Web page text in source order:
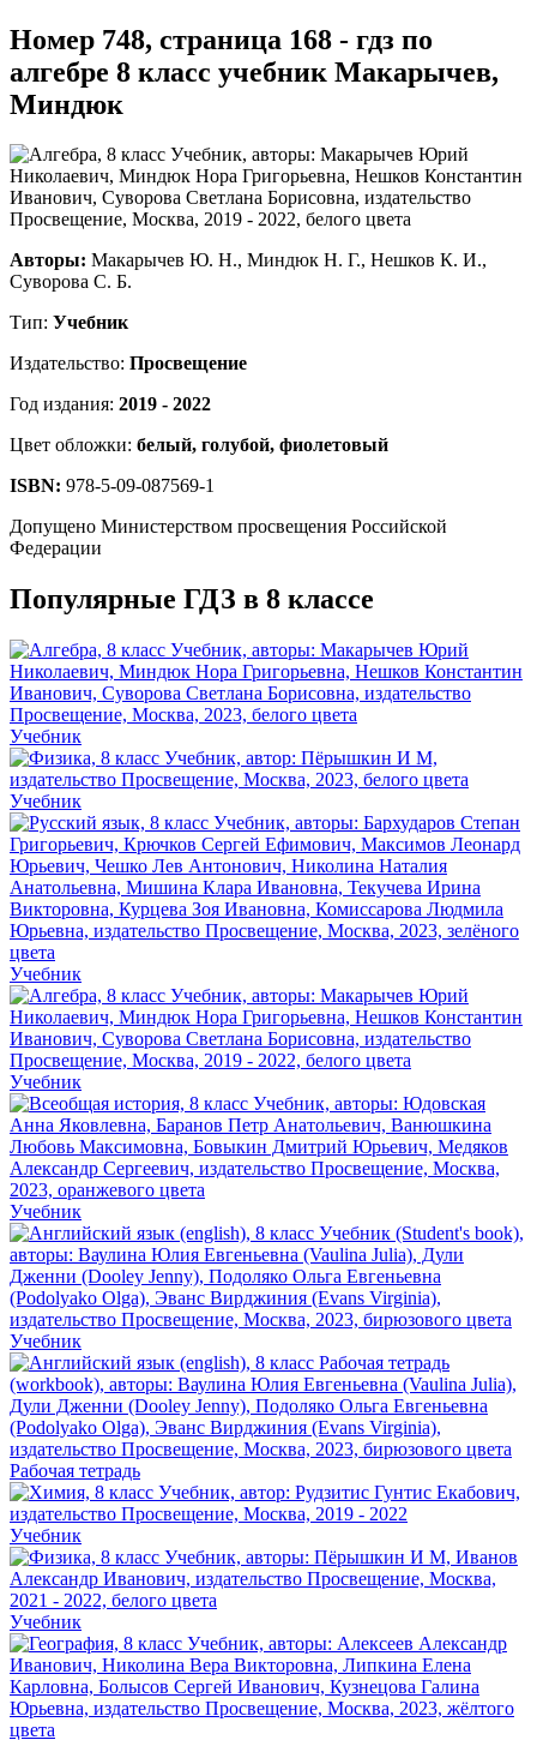
Номер 748, страница 168 - гдз по
алгебре 8 класс учебник Макарычев,
Миндюк
Авторы: Макарычев Ю. Н., Миндюк Н. Г., Нешков К. И.,
Суворова С. Б.
Тип: Учебник
Издательство: Просвещение
Год издания: 2019 - 2022
Цвет обложки: белый, голубой, фиолетовый
ISBN: 978-5-09-087569-1
Допущено Министерством просвещения Российской
Федерации
Популярные ГДЗ в 8 классе
Учебник
Учебник
Учебник
Учебник
Учебник
Учебник
Рабочая тетрадь
Учебник
Учебник